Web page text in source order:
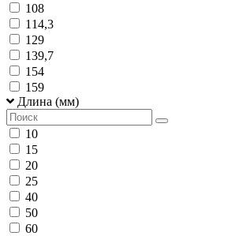
108
114,3
129
139,7
154
159
Длина (мм)
10
15
20
25
40
50
60